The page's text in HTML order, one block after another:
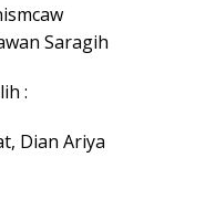
Saragih
:
Dian Ariya